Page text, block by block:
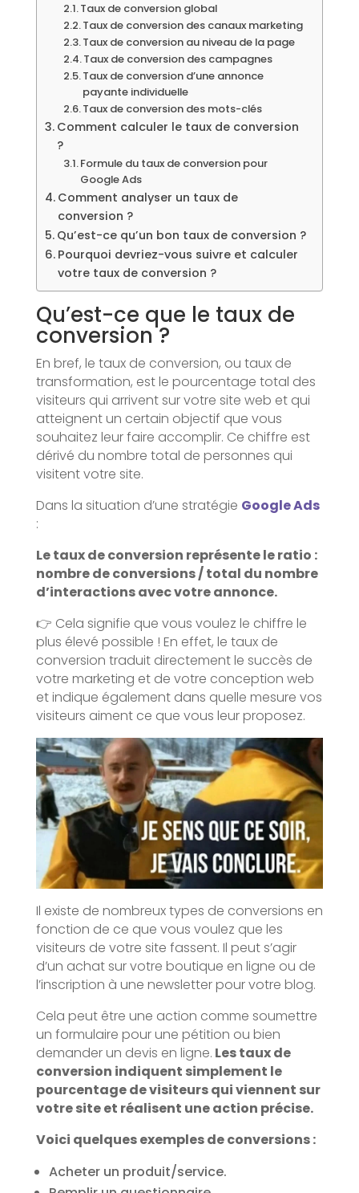
Taux de conversion global
Taux de conversion des canaux marketing
Taux de conversion au niveau de la page
Taux de conversion des campagnes
Taux de conversion d’une annonce
payante individuelle
Taux de conversion des mots-clés
Comment calculer le taux de conversion
?
Formule du taux de conversion pour
Google Ads
Comment analyser un taux de
conversion ?
Qu’est-ce qu’un bon taux de conversion ?
Pourquoi devriez-vous suivre et calculer
votre taux de conversion ?
Qu’est-ce que le taux de
conversion ?
En bref, le taux de conversion, ou taux de
transformation, est le pourcentage total des
visiteurs qui arrivent sur votre site web et qui
atteignent un certain objectif que vous
souhaitez leur faire accomplir. Ce chiffre est
dérivé du nombre total de personnes qui
visitent votre site.
Dans la situation d’une stratégie Google Ads
:
Le taux de conversion représente le ratio :
nombre de conversions / total du nombre
d’interactions avec votre annonce.
👉 Cela signifie que vous voulez le chiffre le
plus élevé possible ! En effet, le taux de
conversion traduit directement le succès de
votre marketing et de votre conception web
et indique également dans quelle mesure vos
visiteurs aiment ce que vous leur proposez.
Il existe de nombreux types de conversions en
fonction de ce que vous voulez que les
visiteurs de votre site fassent. Il peut s’agir
d’un achat sur votre boutique en ligne ou de
l’inscription à une newsletter pour votre blog.
Cela peut être une action comme soumettre
un formulaire pour une pétition ou bien
demander un devis en ligne. Les taux de
conversion indiquent simplement le
pourcentage de visiteurs qui viennent sur
votre site et réalisent une action précise.
Voici quelques exemples de conversions :
Acheter un produit/service.